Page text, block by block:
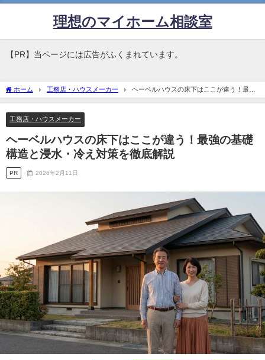
理想のマイホーム相談室
【PR】当ページには広告がふくまれています。
ホーム 工務店・ハウスメーカー
ヘーベルハウスの床下はここが違う！最強
の基礎構造と浸水・冷え対策を徹底解説
工務店・ハウスメーカー
ヘーベルハウスの床下はここが違う！最強の基礎
構造と浸水・冷え対策を徹底解説
PR 2026年2月11日